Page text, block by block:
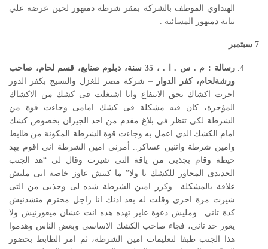
الهنداوي الموظف بالشركة بمقر شرطة دمنهور لحين عرضه علي
نيابة دمنهور المسائية .
7 سبتمبر
رسالة : م . س .
. ، 35 سنة، دبلوم صنايع، قسم لحام، صاحب
ورشةلحام، كفر الدوار
– شركة مصر للغزل والنسيج بكفر الدور
اجرت اكشاك بحق الانتفاع وانا اشتغلت فى كشك من الاكشاك
المؤجرة، كان فيه مشكلة فى كشك امامى وجاءت قوة من
الشرطة لكى تنظر فى بلاغ مقدم من احد الجيران بخصوص كشك
امام الكشك الذى اعمل به وجاءت قوة الشرطة المكونة من ظابط
وامين شرطة واتنين عساكر.. أمرنى امين الشرطة انى اقوم بهد
حيطة وقام بجذبى من ياقة التى شيرت وقال لى “هد الجنب
الحديدى المجاور للكشك يا ولا” ما كنتش عاوز خاصة انى مليش
علاقة بالمشكلة.. وكرر امين الشرطة شده لى وجذبى من التى
شيرت مرة اخرى وقلت له بعد اذنك انا راجل محترم متشدنيش
كدة تانى.. ومليش دعوة عايز تهده هده انت عشان ميعورنيش ولا
يعور حد تانى، فجاء صاحب الكشك الاساسى وبعض الناس وهدموا
هذا الجنب طبقا لتعليمات امين الشرطة، ثم امر الظابط بحضور